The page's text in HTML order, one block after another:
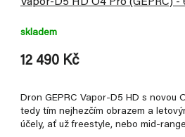
Vapor-D5 HD O4 Pro (GEPRC) -
skladem
12 490 Kč
Dron GEPRC Vapor-D5 HD s novou
tedy tím nejhezčím obrazem a
účely, ať už freestyle, nebo mid-